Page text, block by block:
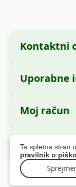
Ta spletna stran
pravilnik o
Kontaktni
Ime podjetja:
SRL
Sedež:
București,
CUI:
Uporabne
Kako naročiti?
Načini plačila
Informacije
Politika vračil
Garancija
Moj račun
Moja naročila
Osebni
Naslovi
Varno
©